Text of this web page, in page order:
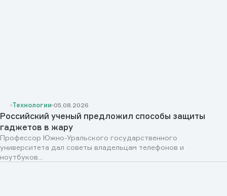
Технологии 05.08.2026
Российский ученый предложил способы защиты
гаджетов в жару
Профессор Южно-Уральского государственного
университета дал советы владельцам телефонов и
ноутбуков...